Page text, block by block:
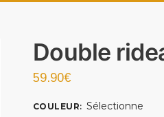
Double
59.90€
COULEUR: Sélectionne